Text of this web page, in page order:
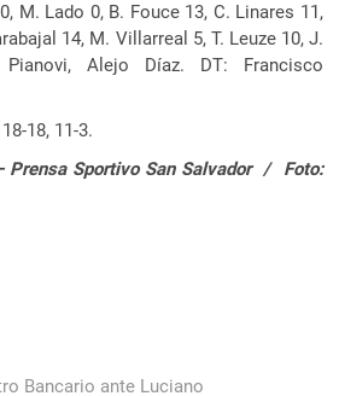
M. Lado 0, B. Fouce 13, C. Linares 11,
14, M. Villarreal 5, T. Leuze 10, J.
Alejo Díaz. DT: Francisco
18, 11-3.
Prensa Sportivo San Salvador / Foto:
Bancario ante Luciano